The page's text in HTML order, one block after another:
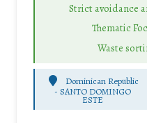
Strict avoidance
Thematic
Waste
Dominican Republic
- SANTO DOMINGO
ESTE